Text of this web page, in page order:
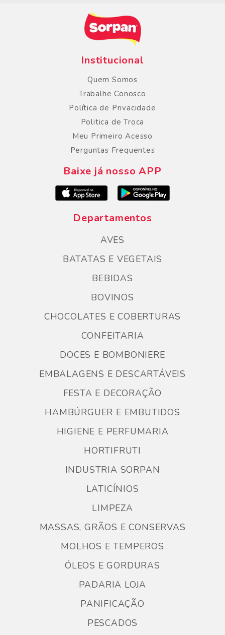
Institucional
Quem Somos
Trabalhe Conosco
Política de Privacidade
Politica de Troca
Meu Primeiro Acesso
Perguntas Frequentes
Baixe já nosso APP
Departamentos
AVES
BATATAS E VEGETAIS
BEBIDAS
BOVINOS
CHOCOLATES E COBERTURAS
CONFEITARIA
DOCES E BOMBONIERE
EMBALAGENS E DESCARTÁVEIS
FESTA E DECORAÇÃO
HAMBÚRGUER E EMBUTIDOS
HIGIENE E PERFUMARIA
HORTIFRUTI
INDUSTRIA SORPAN
LATICÍNIOS
LIMPEZA
MASSAS, GRÃOS E CONSERVAS
MOLHOS E TEMPEROS
ÓLEOS E GORDURAS
PADARIA LOJA
PANIFICAÇÃO
PESCADOS